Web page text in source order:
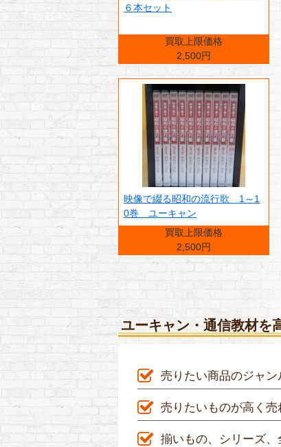
６本セット
買取上限価格
2,500円
映像で綴る昭和の流行歌 1～1
0巻 ユーキャン
買取上限価格
2,500円
ユーキャン・通信教材を
売りたい商品のジャン
売りたいものが高く売
揃いもの、シリーズ、